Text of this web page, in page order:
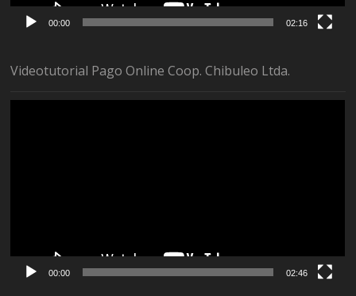
00:00 02:16
Videotutorial Pago Online Coop. Chibuleo Ltda.
00:00 02:46